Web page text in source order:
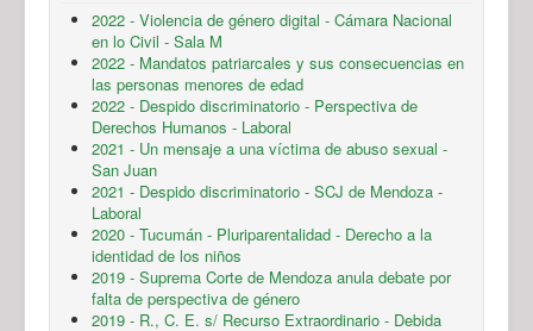
2022 - Violencia de género digital - Cámara Nacional
en lo Civil - Sala M
2022 - Mandatos patriarcales y sus consecuencias en
las personas menores de edad
2022 - Despido discriminatorio - Perspectiva de
Derechos Humanos - Laboral
2021 - Un mensaje a una víctima de abuso sexual -
San Juan
2021 - Despido discriminatorio - SCJ de Mendoza -
Laboral
2020 - Tucumán - Pluriparentalidad - Derecho a la
identidad de los niños
2019 - Suprema Corte de Mendoza anula debate por
falta de perspectiva de género
2019 - R., C. E. s/ Recurso Extraordinario - Debida